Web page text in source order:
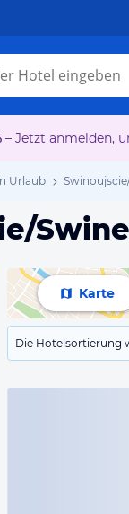
– Jetzt anmelden,
Urlaub
Karte
Die Hotelsortierung